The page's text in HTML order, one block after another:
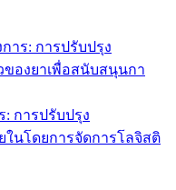
าร: การปรับปรุง
องยาเพื่อสนับสนุนกา
: การปรับปรุง
นโดยการจัดการโลจิสติ